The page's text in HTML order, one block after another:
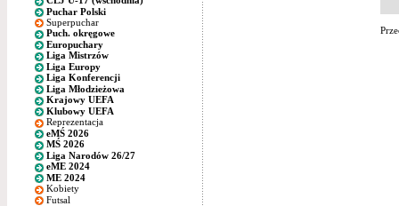
Puchar Polski
Superpuchar
Puch. okręgowe
Europuchary
Liga Mistrzów
Liga Europy
Liga Konferencji
Liga Młodzieżowa
Krajowy UEFA
Klubowy UEFA
Reprezentacja
eMŚ 2026
MŚ 2026
Liga Narodów 26/27
eME 2024
ME 2024
Kobiety
Futsal